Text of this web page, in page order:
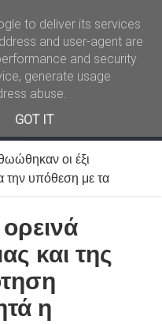
Kral News
οι έξι
την υπόθεση με τα
και της
η
to deliver its services
and user-agent are
and security
generate usage
abuse.
GOT IT